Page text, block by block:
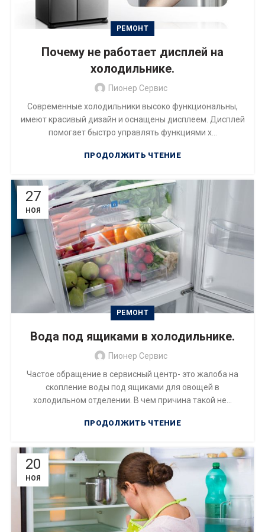
РЕМОНТ
Почему не работает дисплей на
холодильнике.
Пионер Сервис
Современные холодильники высоко функциональны,
имеют красивый дизайн и оснащены дисплеем. Дисплей
помогает быстро управлять функциями х...
ПРОДОЛЖИТЬ ЧТЕНИЕ
27
НОЯ
РЕМОНТ
Вода под ящиками в холодильнике.
Пионер Сервис
Частое обращение в сервисный центр- это жалоба на
скопление воды под ящиками для овощей в
холодильном отделении. В чем причина такой не...
ПРОДОЛЖИТЬ ЧТЕНИЕ
20
НОЯ